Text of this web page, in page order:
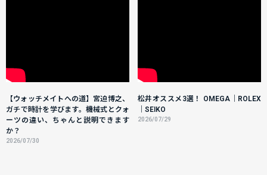
【ウォッチメイトへの道】宮迫博之、
ガチで時計を学びます。機械式とクォ
ーツの違い、ちゃんと説明できます
か？
2026/07/30
松井オススメ3選！ OMEGA｜ROLEX
｜SEIKO
2026/07/29